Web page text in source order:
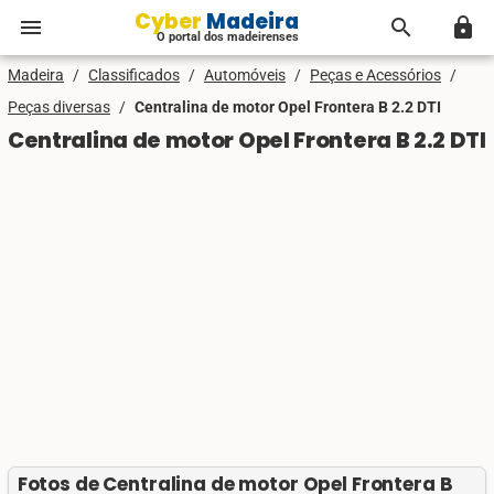
menu Cyber Madeira
O portal dos madeirenses search lock
Madeira / Classificados / Automóveis / Peças e Acessórios /
Peças diversas / Centralina de motor Opel Frontera B 2.2 DTI
Centralina de motor Opel Frontera B 2.2 DTI
Fotos de Centralina de motor Opel Frontera B